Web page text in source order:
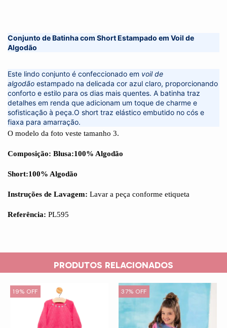
Conjunto de Batinha com Short Estampado em Voil de
Algodão
Este lindo conjunto é confeccionado em voil de
algodão estampado na delicada cor azul claro, proporcionando
conforto e estilo para os dias mais quentes. A batinha traz
detalhes em renda que adicionam um toque de charme e
sofisticação à peça.O short traz elástico embutido no cós e
fiaxa para amarração.
O modelo da foto veste tamanho 3.
Composição: Blusa:100% Algodão
Short:100% Algodão
Instruções de Lavagem: Lavar a peça conforme etiqueta
Referência: PL595
PRODUTOS RELACIONADOS
19% OFF 37% OFF